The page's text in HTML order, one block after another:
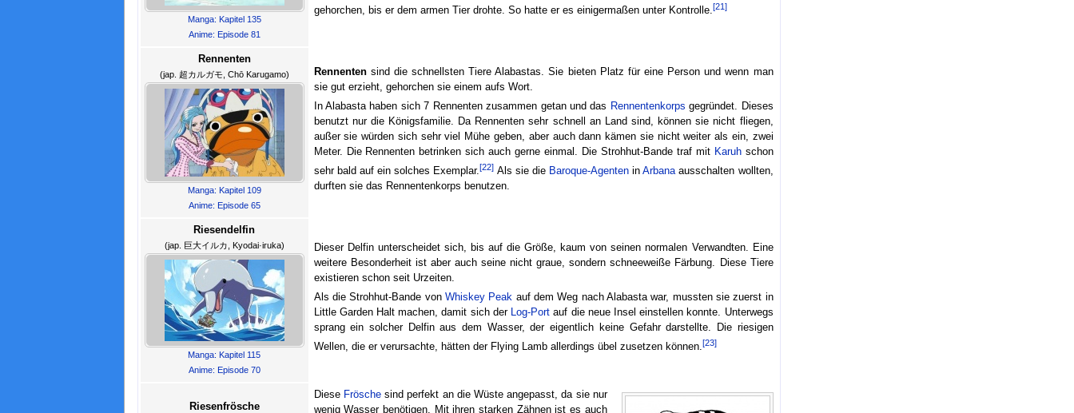
Manga: Kapitel 135
Anime: Episode 81
gehorchen, bis er dem armen Tier drohte. So hatte er es einigermaßen unter Kontrolle.[21]
Rennenten
(jap. 超カルガモ, Chō Karugamo)
Manga: Kapitel 109
Anime: Episode 65
Rennentensind die schnellsten Tiere Alabastas. Sie bieten Platz für eine Person und wenn man
sie gut erzieht, gehorchen sie einem aufs Wort.
In Alabasta haben sich 7 Rennenten zusammen getan und das Rennentenkorps gegründet. Dieses
benutzt nur die Königsfamilie. Da Rennenten sehr schnell an Land sind, können sie nicht fliegen,
außer sie würden sich sehr viel Mühe geben, aber auch dann kämen sie nicht weiter als ein, zwei
Meter. Die Rennenten betrinken sich auch gerne einmal. Die Strohhut-Bande traf mit Karuhschon
sehr bald auf ein solches Exemplar.[22] Als sie die Baroque-Agenten inArbanaausschalten wollten,
durften sie das Rennentenkorps benutzen.
Riesendelfin
(jap. 巨大イルカ, Kyodai·iruka)
Manga: Kapitel 115
Anime: Episode 70
Dieser Delfin unterscheidet sich, bis auf die Größe, kaum von seinen normalen Verwandten. Eine
weitere Besonderheit ist aber auch seine nicht graue, sondern schneeweiße Färbung. Diese Tiere
existieren schon seit Urzeiten.
Als die Strohhut-Bande von Whiskey Peak auf dem Weg nach Alabasta war, mussten sie zuerst in
Little Garden Halt machen, damit sich der
Log-Port auf die neue Insel einstellen konnte. Unterwegs
sprang ein solcher Delfin aus dem Wasser, der eigentlich keine Gefahr darstellte. Die riesigen
Wellen, die er verursachte, hätten der Flying Lamb allerdings übel zusetzen können.[23]
Riesenfrösche
Diese Fröschesind perfekt an die Wüste angepasst, da sie nur
wenig Wasser benötigen. Mit ihren starken Zähnen ist es auch